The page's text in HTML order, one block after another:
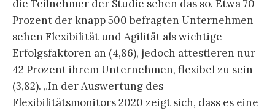
die Teilnehmer der Studie sehen das so. Etwa 70
Prozent der knapp 500 befragten Unternehmen
sehen Flexibilität und Agilität als wichtige
Erfolgsfaktoren an (4,86), jedoch attestieren nur
42 Prozent ihrem Unternehmen, flexibel zu sein
(3,82). „In der Auswertung des
Flexibilitätsmonitors 2020 zeigt sich, dass es eine